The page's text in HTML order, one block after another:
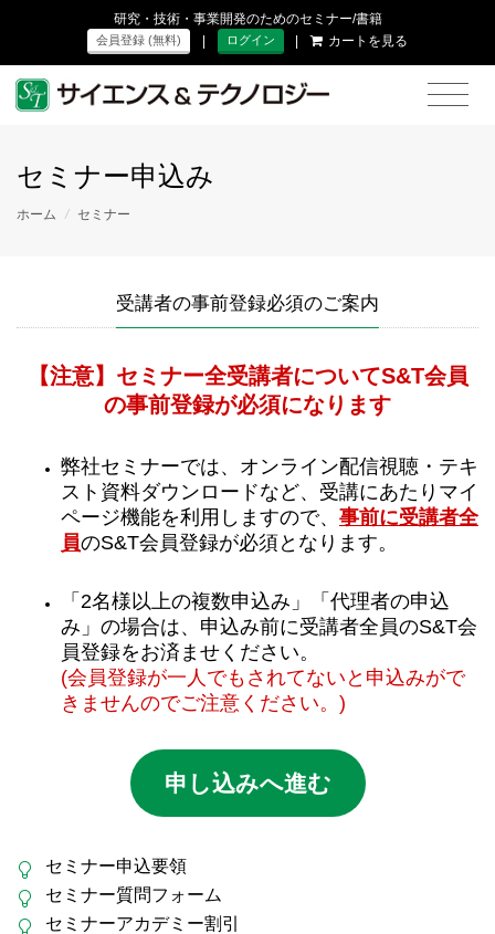
研究・技術・事業開発のためのセミナー/書籍
会員登録 (無料) | ログイン | カートを見る
セミナー申込み
ホーム / セミナー
受講者の事前登録必須のご案内
【注意】セミナー全受講者についてS&T会員
の事前登録が必須になります
弊社セミナーでは、オンライン配信視聴・テキ
スト資料ダウンロードなど、受講にあたりマイ
ページ機能を利用しますので、 事前に受講者全
員のS&T会員登録が必須となります。
「2名様以上の複数申込み」「代理者の申込
み」の場合は、申込み前に受講者全員のS&T会
員登録をお済ませください。
(会員登録が一人でもされてないと申込みがで
きませんのでご注意ください。)
申し込みへ進む
セミナー申込要領
セミナー質問フォーム
セミナーアカデミー割引